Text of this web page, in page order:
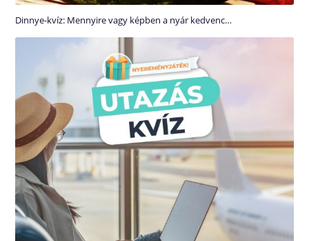
Dinnye-kvíz: Mennyire vagy képben a nyár kedvenc…